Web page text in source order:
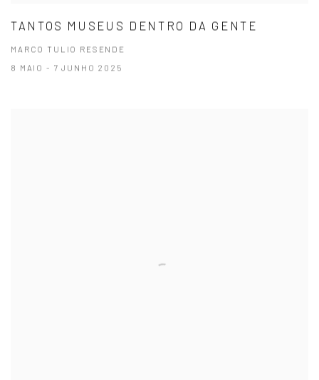
TANTOS MUSEUS DENTRO DA GENTE
MARCO TULIO RESENDE
8 MAIO - 7 JUNHO 2025